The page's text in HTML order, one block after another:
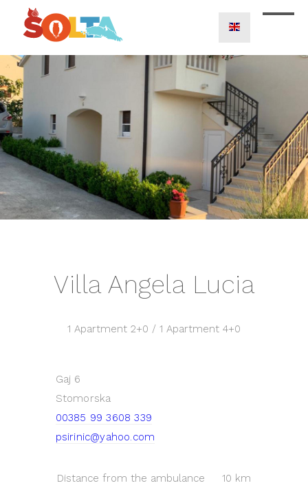
Villa Angela Lucia
1 Apartment 2+0 / 1 Apartment 4+0
Gaj 6
Stomorska
00385 99 3608 339
psirinic@yahoo.com
Distance from the ambulance
10 km